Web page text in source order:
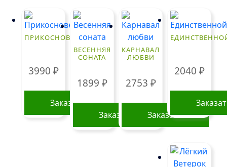
ПРИКОСНОВЕНИЕ
3990 ₽
Заказать
ВЕСЕННЯЯ
СОНАТА
1899 ₽
Заказать
КАРНАВАЛ
ЛЮБВИ
2753 ₽
Заказать
2040 ₽